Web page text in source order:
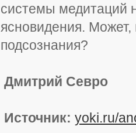
системы медитаций
ясновидения. Может,
подсознания?
Дмитрий Севро
Источник: yoki.ru/